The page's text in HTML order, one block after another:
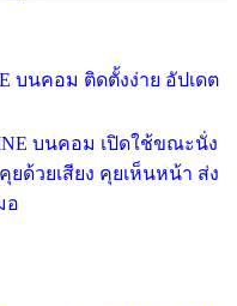
บนคอม ติดตั้งง่าย อัปเดต
บนคอม เปิดใช้ขณะนั่ง
ด้วยเสียง คุยเห็นหน้า ส่ง
อ